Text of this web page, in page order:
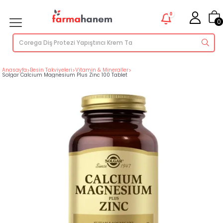
0
0
Anasayfa>Besin Takviyeleri>Vitamin & Mineraller>
Solgar Calcium Magnesium Plus Zinc 100 Tablet